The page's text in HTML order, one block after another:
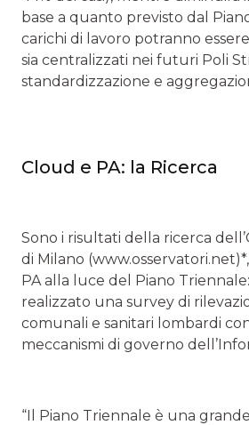
base a quanto previsto dal
carichi di lavoro potranno
sia centralizzati nei futuri Poli
standardizzazione e
Cloud e PA: la Ricerca
Sono i risultati della ricerca
di Milano
PA alla luce del Piano
realizzato una survey di
comunali e sanitari lombardi
meccanismi di governo
“Il Piano Triennale è una